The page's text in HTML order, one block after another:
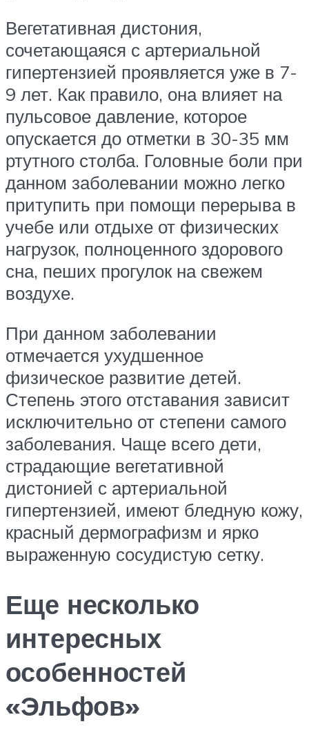
Вегетативная дистония,
сочетающаяся с артериальной
гипертензией проявляется уже в 7-
9 лет. Как правило, она влияет на
пульсовое давление, которое
опускается до отметки в 30-35 мм
ртутного столба. Головные боли при
данном заболевании можно легко
притупить при помощи перерыва в
учебе или отдыхе от физических
нагрузок, полноценного здорового
сна, пеших прогулок на свежем
воздухе.
При данном заболевании
отмечается ухудшенное
физическое развитие детей.
Степень этого отставания зависит
исключительно от степени самого
заболевания. Чаще всего дети,
страдающие вегетативной
дистонией с артериальной
гипертензией, имеют бледную кожу,
красный дермографизм и ярко
выраженную сосудистую сетку.
Еще несколько
интересных
особенностей
«Эльфов»